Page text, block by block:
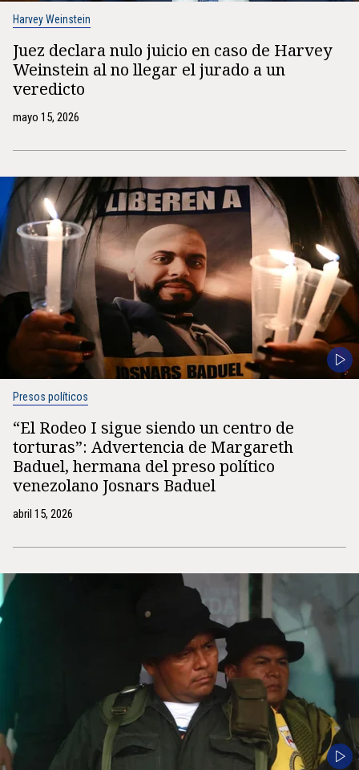
Harvey Weinstein
Juez declara nulo juicio en caso de Harvey
Weinstein al no llegar el jurado a un
veredicto
mayo 15, 2026
Presos políticos
“El Rodeo I sigue siendo un centro de
torturas”: Advertencia de Margareth
Baduel, hermana del preso político
venezolano Josnars Baduel
abril 15, 2026